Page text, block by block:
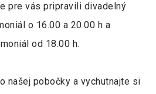
pre vás pripravili divadelný
o 16.00 a 20.00 h a
od 18.00 h.
našej pobočky a vychutnajte si